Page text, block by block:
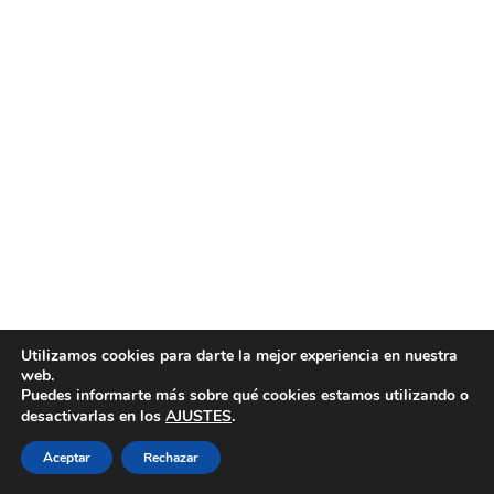
Conecta Iberoamérica | Una iniciativa de la Red
Iberoamericana de Jóvenes Líderes
Utilizamos cookies para darte la mejor experiencia en nuestra
web.
Puedes informarte más sobre qué cookies estamos utilizando o
desactivarlas en los AJUSTES.
Aceptar Rechazar